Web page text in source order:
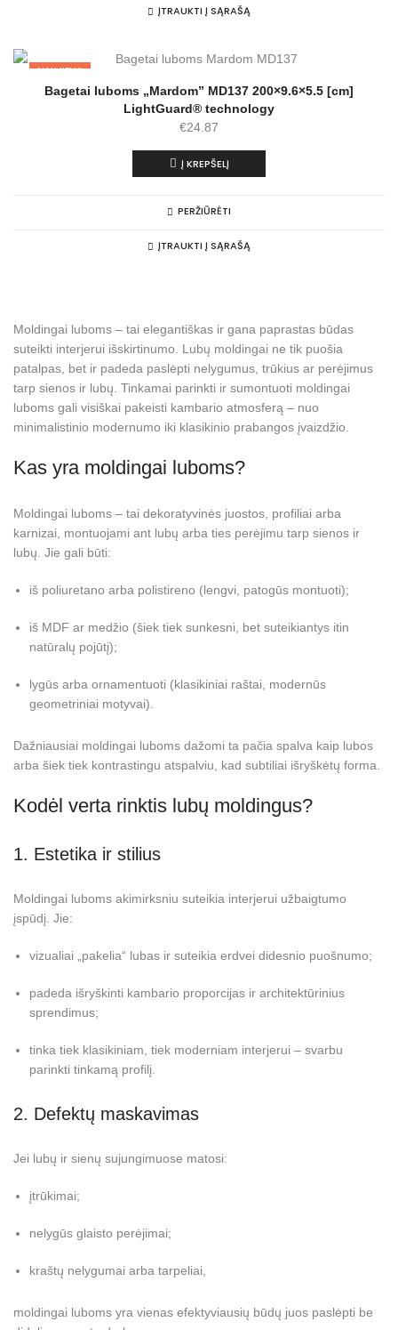
ĮTRAUKTI Į SĄRAŠĄ
NAUJIENA
Bagetai luboms „Mardom” MD137 200×9.6×5.5 [cm]
LightGuard® technology
€24.87
Į KREPŠELĮ
PERŽIŪRĖTI
ĮTRAUKTI Į SĄRAŠĄ
Moldingai luboms – tai elegantiškas ir gana paprastas būdas
suteikti interjerui išskirtinumo. Lubų moldingai ne tik puošia
patalpas, bet ir padeda paslėpti nelygumus, trūkius ar perėjimus
tarp sienos ir lubų. Tinkamai parinkti ir sumontuoti moldingai
luboms gali visiškai pakeisti kambario atmosferą – nuo
minimalistinio modernumo iki klasikinio prabangos įvaizdžio.
Kas yra moldingai luboms?
Moldingai luboms – tai dekoratyvinės juostos, profiliai arba
karnizai, montuojami ant lubų arba ties perėjimu tarp sienos ir
lubų. Jie gali būti:
iš poliuretano arba polistireno (lengvi, patogūs montuoti);
iš MDF ar medžio (šiek tiek sunkesni, bet suteikiantys itin
natūralų pojūtį);
lygūs arba ornamentuoti (klasikiniai raštai, modernūs
geometriniai motyvai).
Dažniausiai moldingai luboms dažomi ta pačia spalva kaip lubos
arba šiek tiek kontrastingu atspalviu, kad subtiliai išryškėtų forma.
Kodėl verta rinktis lubų moldingus?
1. Estetika ir stilius
Moldingai luboms akimirksniu suteikia interjerui užbaigtumo
įspūdį. Jie:
vizualiai „pakelia“ lubas ir suteikia erdvei didesnio puošnumo;
padeda išryškinti kambario proporcijas ir architektūrinius
sprendimus;
tinka tiek klasikiniam, tiek moderniam interjerui – svarbu
parinkti tinkamą profilį.
2. Defektų maskavimas
Jei lubų ir sienų sujungimuose matosi:
įtrūkimai;
nelygūs glaisto perėjimai;
kraštų nelygumai arba tarpeliai,
moldingai luboms yra vienas efektyviausių būdų juos paslėpti be